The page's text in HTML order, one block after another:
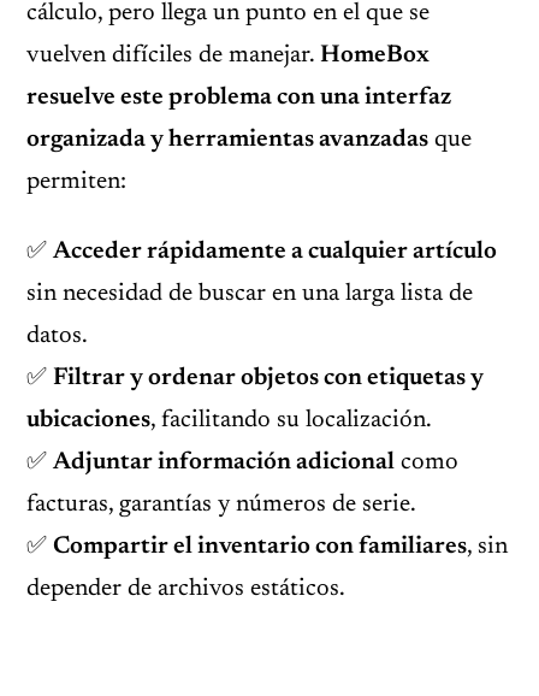
cálculo, pero llega un punto en el que se
vuelven difíciles de manejar. HomeBox
resuelve este problema con una interfaz
organizada y herramientas avanzadas que
permiten:
✅ Acceder rápidamente a cualquier artículo
sin necesidad de buscar en una larga lista de
datos.
✅ Filtrar y ordenar objetos con etiquetas y
ubicaciones, facilitando su localización.
✅ Adjuntar información adicional como
facturas, garantías y números de serie.
✅ Compartir el inventario con familiares, sin
depender de archivos estáticos.